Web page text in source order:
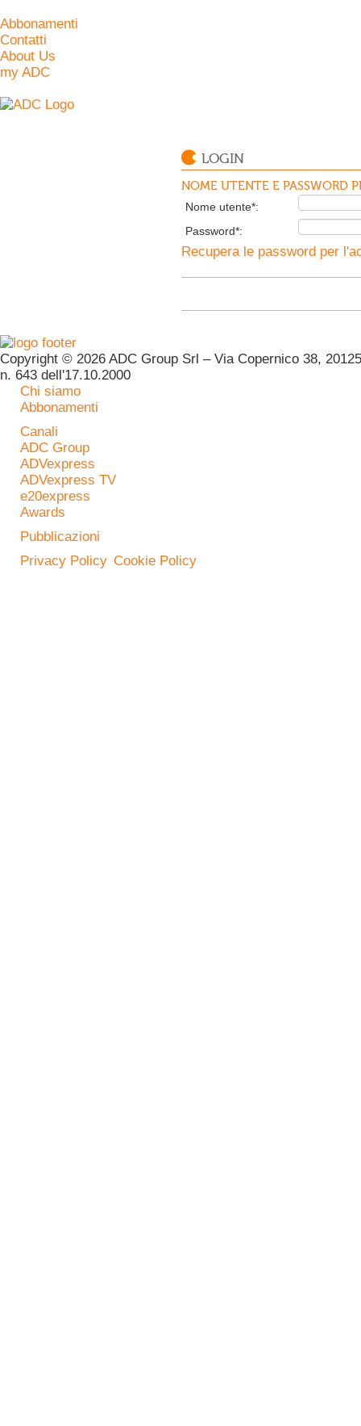
Abbonamenti
Contatti
About Us
my ADC
LOGIN
NOME UTENTE E PASSWORD
Nome utente*:
Password*:
Recupera le password per
Copyright © 2026 ADC Group Srl – Via Copernico 38,
n. 643 dell'17.10.2000
Chi siamo
Abbonamenti
Canali
ADC Group
ADVexpress
ADVexpress TV
e20express
Awards
Pubblicazioni
Privacy Policy Cookie Policy